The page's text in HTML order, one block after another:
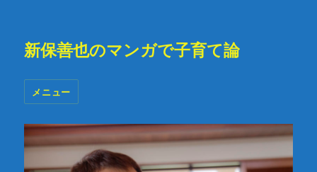
新保善也のマンガで子育て論
メニュー